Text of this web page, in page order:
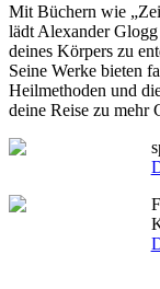
Mit Büchern wie
lädt Alexander
deines Körpers zu
Seine Werke bieten
Heilmethoden und
deine Reise zu mehr